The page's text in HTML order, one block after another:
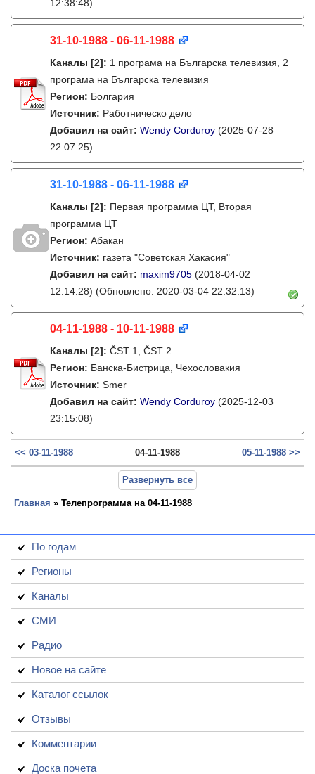
12:38:48)
31-10-1988 - 06-11-1988
Каналы [2]: 1 програма на Българска телевизия, 2
програма на Българска телевизия
Регион: Болгария
Источник: Работническо дело
Добавил на сайт: Wendy Corduroy (2025-07-28
22:07:25)
31-10-1988 - 06-11-1988
Каналы [2]: Первая программа ЦТ, Вторая
программа ЦТ
Регион: Абакан
Источник: газета "Советская Хакасия"
Добавил на сайт: maxim9705 (2018-04-02
12:14:28) (Обновлено: 2020-03-04 22:32:13)
04-11-1988 - 10-11-1988
Каналы [2]: ČST 1, ČST 2
Регион: Банска-Бистрица, Чехословакия
Источник: Smer
Добавил на сайт: Wendy Corduroy (2025-12-03
23:15:08)
<< 03-11-1988 04-11-1988 05-11-1988 >>
Развернуть все
Главная » Телепрограмма на 04-11-1988
По годам
Регионы
Каналы
СМИ
Радио
Новое на сайте
Каталог ссылок
Отзывы
Комментарии
Доска почета